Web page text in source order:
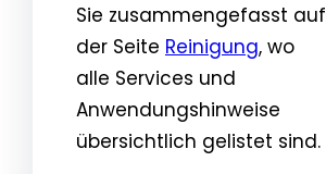
Sie zusammengefasst auf
der Seite Reinigung, wo
alle Services und
Anwendungshinweise
übersichtlich gelistet sind.